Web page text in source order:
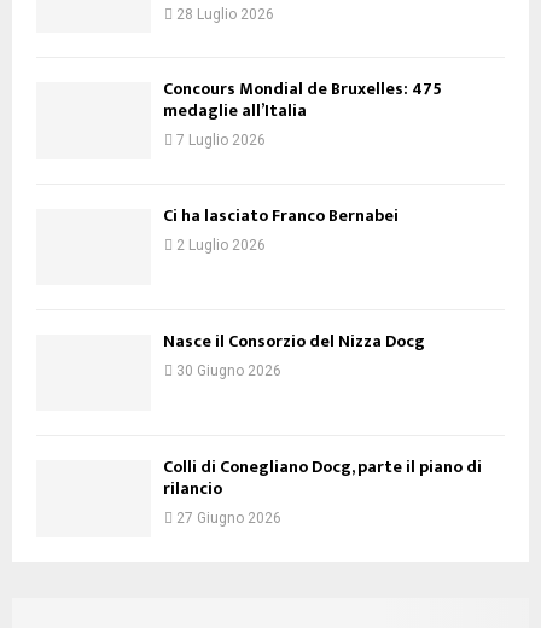
28 Luglio 2026
Concours Mondial de Bruxelles: 475
medaglie all’Italia
7 Luglio 2026
Ci ha lasciato Franco Bernabei
2 Luglio 2026
Nasce il Consorzio del Nizza Docg
30 Giugno 2026
Colli di Conegliano Docg, parte il piano di
rilancio
27 Giugno 2026